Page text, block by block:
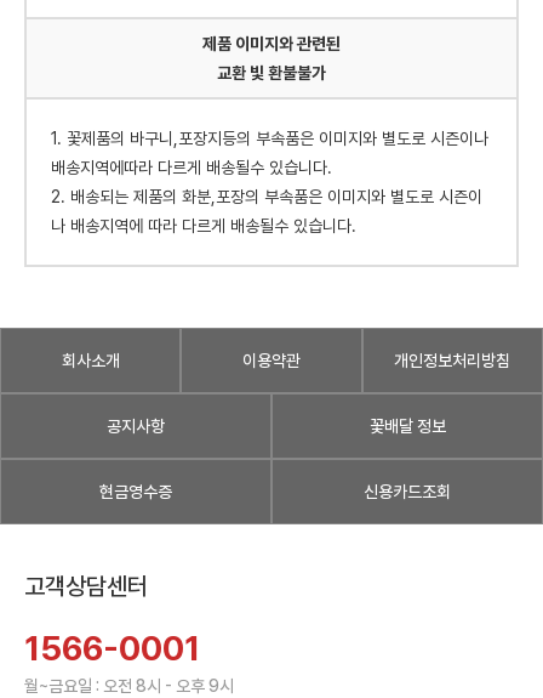
제품 이미지와 관련된
교환 빛 환불불가
1. 꽃제품의 바구니,포장지등의 부속품은 이미지와 별도로 시즌이나
배송지역에따라 다르게 배송될수 있습니다.
2. 배송되는 제품의 화분,포장의 부속품은 이미지와 별도로 시즌이
나 배송지역에 따라 다르게 배송될수 있습니다.
회사소개 이용약관 개인정보처리방침
공지사항 꽃배달 정보
현금영수증 신용카드조회
고객상담센터
1566-0001
월~금요일 : 오전 8시 - 오후 9시